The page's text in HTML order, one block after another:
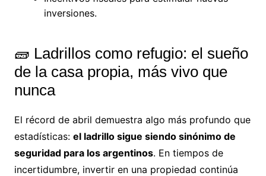
inversiones.
🧱 Ladrillos como refugio: el sueño
de la casa propia, más vivo que
nunca
El récord de abril demuestra algo más profundo que
estadísticas: el ladrillo sigue siendo sinónimo de
seguridad para los argentinos. En tiempos de
incertidumbre, invertir en una propiedad continúa